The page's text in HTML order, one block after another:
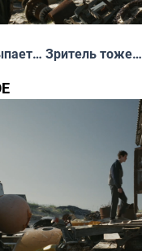
Зритель тоже…